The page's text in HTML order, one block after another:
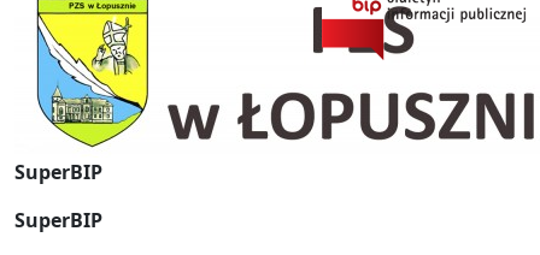
SuperBIP
SuperBIP